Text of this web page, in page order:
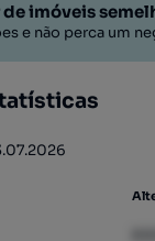
de imóveis
e não perca um